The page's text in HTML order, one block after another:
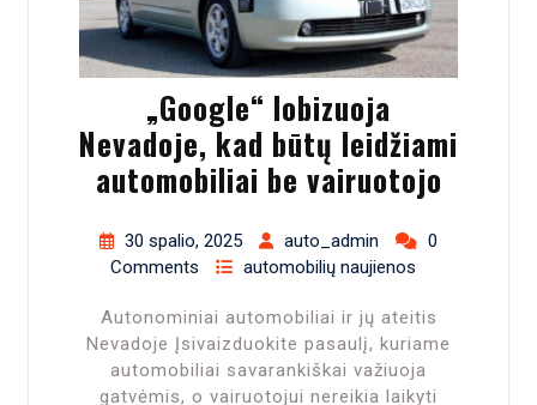
„Google“ lobizuoja
Nevadoje, kad būtų leidžiami
automobiliai be vairuotojo
30 spalio, 2025 auto_admin
0
Comments
automobilių naujienos
Autonominiai automobiliai ir jų ateitis
Nevadoje Įsivaizduokite pasaulį, kuriame
automobiliai savarankiškai važiuoja
gatvėmis, o vairuotojui nereikia laikyti